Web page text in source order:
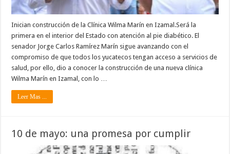
Inician construcción de la Clínica Wilma Marín en Izamal.Será la
primera en el interior del Estado con atención al pie diabético. El
senador Jorge Carlos Ramírez Marín sigue avanzando con el
compromiso de que todos los yucatecos tengan acceso a servicios de
salud, por ello, dio a conocer la construcción de una nueva clínica
Wilma Marín en Izamal, con lo …
Leer Mas ...
10 de mayo: una promesa por cumplir